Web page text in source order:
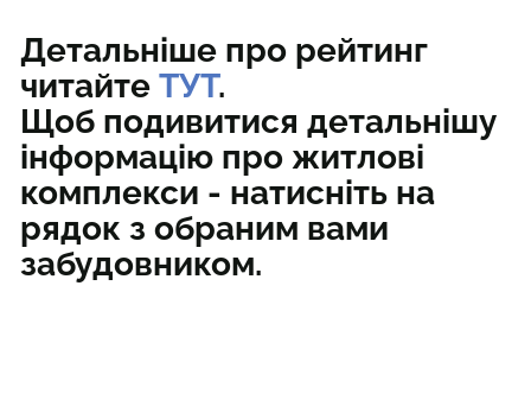
Детальніше про рейтинг
читайтеТУТ.
Щоб подивитися детальнішу
інформацію про житлові
комплекси - натисніть на
рядок з обраним вами
забудовником.